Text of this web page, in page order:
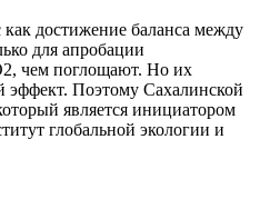
достижение баланса между
для апробации
чем поглощают. Но их
эффект. Поэтому Сахалинской
является инициатором
глобальной экологии и